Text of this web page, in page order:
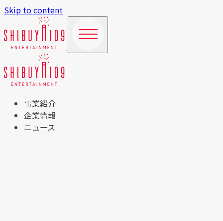
Skip to content
事業紹介
企業情報
ニュース